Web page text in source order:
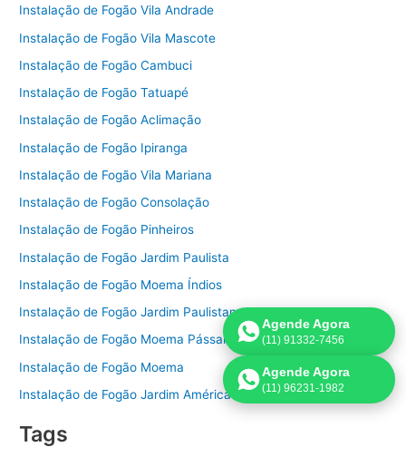
Instalação de Fogão Vila Andrade
Instalação de Fogão Vila Mascote
Instalação de Fogão Cambuci
Instalação de Fogão Tatuapé
Instalação de Fogão Aclimação
Instalação de Fogão Ipiranga
Instalação de Fogão Vila Mariana
Instalação de Fogão Consolação
Instalação de Fogão Pinheiros
Instalação de Fogão Jardim Paulista
Instalação de Fogão Moema Índios
Instalação de Fogão Jardim Paulistano
Instalação de Fogão Moema Pássaros
Instalação de Fogão Moema
Instalação de Fogão Jardim América
Tags
Agende Agora
(11) 91332-7456
Agende Agora
(11) 96231-1982